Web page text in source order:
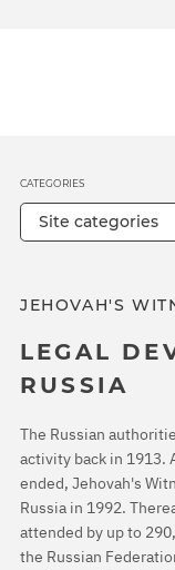
JEHOVAH'S
LEGAL
RUSSIA
The Russian
activity back in 1913.
ended, Jehovah's
Russia in 1992.
attended by up to
the Russian
CATEGORIES
Site categories